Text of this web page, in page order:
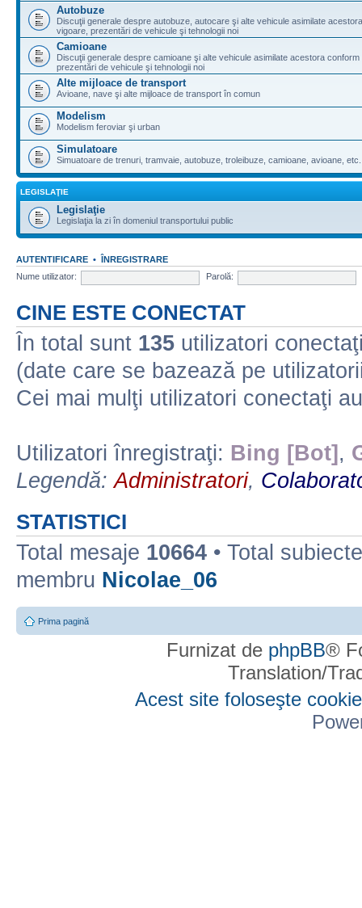
Autobuze
Discuţii generale despre autobuze, autocare şi alte vehicule asimilate
vigoare, prezentări de vehicule şi tehnologii noi
Camioane
Discuţii generale despre camioane şi alte vehicule asimilate acestora
prezentări de vehicule şi tehnologii noi
Alte mijloace de transport
Avioane, nave şi alte mijloace de transport în comun
Modelism
Modelism feroviar şi urban
Simulatoare
Simuatoare de trenuri, tramvaie, autobuze, troleibuze, camioane, avioane, etc.
LEGISLAŢIE
Legislaţie
Legislaţia la zi în domeniul transportului public
AUTENTIFICARE • ÎNREGISTRARE
Nume utilizator:
Parolă:
CINE ESTE CONECTAT
În total sunt 135 utilizatori
(date care se bazează pe
Cei mai mulţi utilizatori conectaţi
Utilizatori înregistraţi: Bing [Bot] ,
Legendă:Administratori,
STATISTICI
Total mesaje 10664 • Total
membru Nicolae_06
Prima pagină
Furnizat de phpBB®
Translation/
Acest site foloseşte